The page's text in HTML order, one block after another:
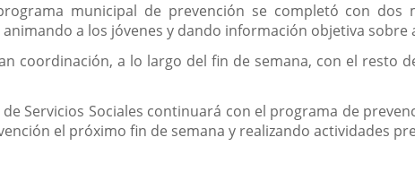
municipal de prevención se completó con
a los jóvenes y dando información objetiva
coordinación, a lo largo del fin de semana, con el resto
de Servicios Sociales continuará con el programa de
el próximo fin de semana y realizando actividades